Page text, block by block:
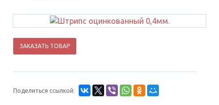
ЗАКАЗАТЬ ТОВАР
Поделиться ссылкой: